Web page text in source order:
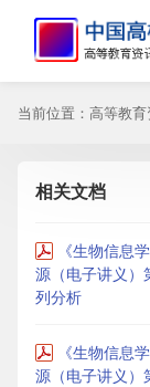
当前位置： 高等教育
相关文档
《生物信息
源（电子讲义）
列分析
《生物信息
源（电子讲义）